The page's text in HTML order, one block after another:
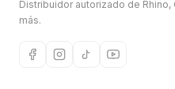
Distribuidor autorizado de Rhino,
más.